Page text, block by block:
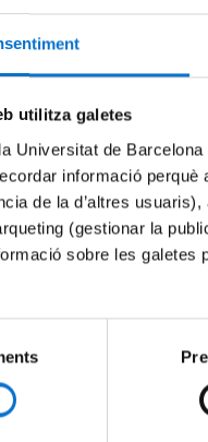
utilitza galetes
Universitat de
informació
de la d’altres
(gestionar la
sobre les galetes